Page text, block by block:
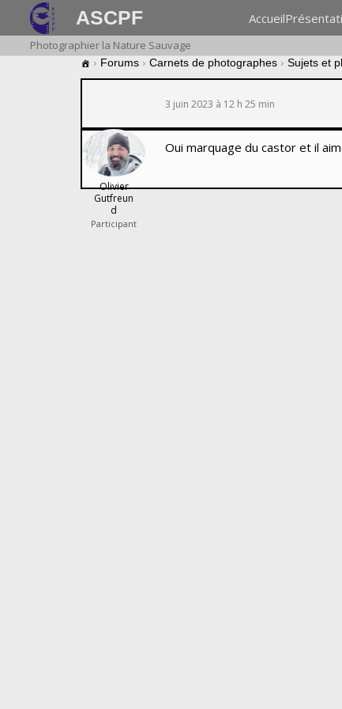
ASCPF Accueil
Photographier la Nature Sauvage
› Forums › Carnets de photographes › Sujets et
3 juin 2023 à 12 h 25 min
Olivier
Gutfreun
d
Participant
Oui marquage du castor et il